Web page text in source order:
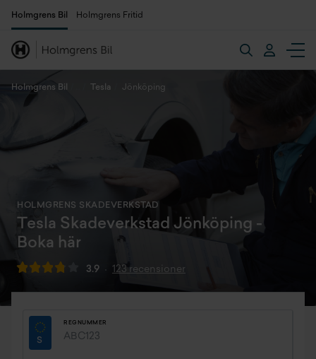
Holmgrens Bil Holmgrens Fritid
Holmgrens Bil Tesla Jönköping
HOLMGRENS SKADEVERKSTAD
Tesla Skadeverkstad Jönköping -
Boka här
3.9 123 recensioner
REGNUMMER